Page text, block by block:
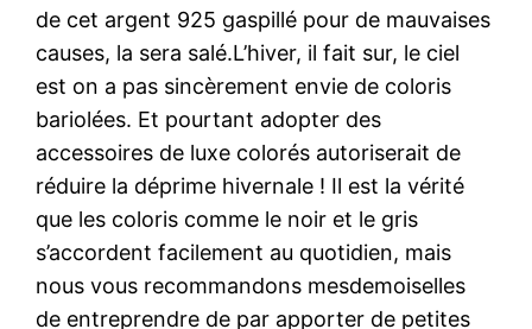
de cet argent 925 gaspillé pour de mauvaises
causes, la sera salé.L’hiver, il fait sur, le ciel
est on a pas sincèrement envie de coloris
bariolées. Et pourtant adopter des
accessoires de luxe colorés autoriserait de
réduire la déprime hivernale ! Il est la vérité
que les coloris comme le noir et le gris
s’accordent facilement au quotidien, mais
nous vous recommandons mesdemoiselles
de entreprendre de par apporter de petites